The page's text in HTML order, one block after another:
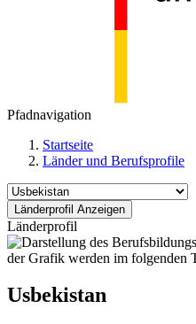
Pfadnavigation
Startseite
Länder und Berufsprofile
Länderprofil
Usbekistan